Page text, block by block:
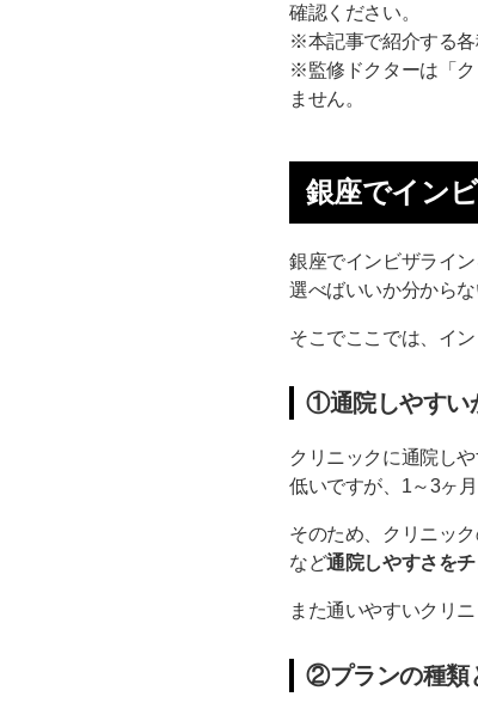
④明確に費用を
⑤保定期間もサ
東京銀座有楽町
【銀座駅徒歩3
【銀座駅徒歩1
【銀座一丁目駅
【新橋駅徒歩4
通院しやすい銀
確認ください。
※本記事で紹介する各
※監修ドクターは「ク
ません。
銀座でイン
銀座でインビザライ
選べばいいか分から
そこでここでは、イ
①通院しやすい
クリニックに通院し
低いですが、1～3ヶ
そのため、クリニッ
など通院しやすさを
また通いやすいクリ
②プランの種類